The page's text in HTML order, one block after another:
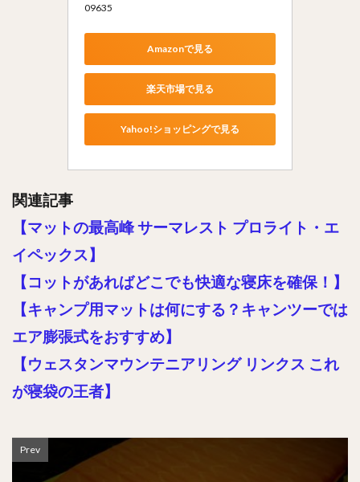
09635
Amazonで見る
楽天市場で見る
Yahoo!ショッピングで見る
関連記事
【マットの最高峰 サーマレスト プロライト・エ
イペックス】
【コットがあればどこでも快適な寝床を確保！】
【キャンプ用マットは何にする？キャンツーでは
エア膨張式をおすすめ】
【ウェスタンマウンテニアリング リンクス これ
が寝袋の王者】
Prev